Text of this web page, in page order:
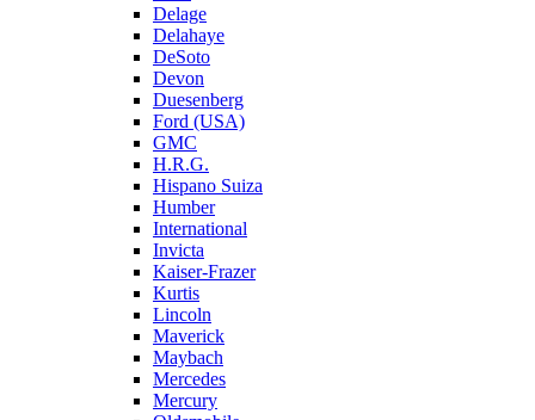
Delage
Delahaye
DeSoto
Devon
Duesenberg
Ford (USA)
GMC
H.R.G.
Hispano Suiza
Humber
International
Invicta
Kaiser-Frazer
Kurtis
Lincoln
Maverick
Maybach
Mercedes
Mercury